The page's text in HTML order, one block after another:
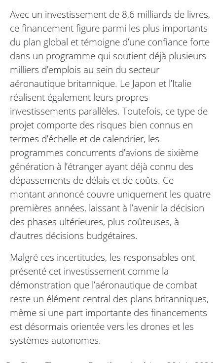
Avec un investissement de 8,6 milliards de livres,
ce financement figure parmi les plus importants
du plan global et témoigne d’une confiance forte
dans un programme qui soutient déjà plusieurs
milliers d’emplois au sein du secteur
aéronautique britannique. Le Japon et l’Italie
réalisent également leurs propres
investissements parallèles. Toutefois, ce type de
projet comporte des risques bien connus en
termes d’échelle et de calendrier, les
programmes concurrents d’avions de sixième
génération à l’étranger ayant déjà connu des
dépassements de délais et de coûts. Ce
montant annoncé couvre uniquement les quatre
premières années, laissant à l’avenir la décision
des phases ultérieures, plus coûteuses, à
d’autres décisions budgétaires.
Malgré ces incertitudes, les responsables ont
présenté cet investissement comme la
démonstration que l’aéronautique de combat
reste un élément central des plans britanniques,
même si une part importante des financements
est désormais orientée vers les drones et les
systèmes autonomes.